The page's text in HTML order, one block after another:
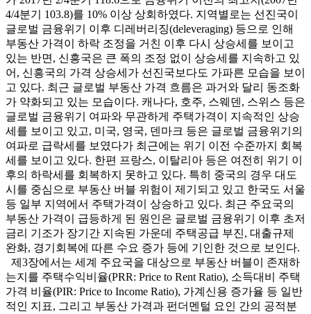
4/4분기 103.8)를 10% 이상 상회하였다. 지역별로는 선진국이
글로벌 금융위기 이후 디레버리징(deleveraging) 등으로 인해
부동산 가격이 하락 조정을 거친 이후 다시 상승세를 보이고
있는 반면, 신흥국은 큰 폭의 조정 없이 상승세를 지속하고 있
어, 신흥국의 가격 상승세가 선진국보다도 가파른 모습을 보이
고 있다. 최근 글로벌 부동산 가격 흐름은 과거와 달리 동조화
가 약화되고 있는 모습이다. 캐나다, 호주, 스웨덴, 스위스 등은
글로벌 금융위기 여파와 무관하게 주택가격이 지속적인 상승
세를 보이고 있고, 미국, 영국, 덴마크 등은 글로벌 금융위기의
여파로 급락세를 보였다가 최근에는 위기 이전 수준까지 회복
세를 보이고 있다. 한편 프랑스, 이탈리아 등은 여전히 위기 이
후의 하락세를 회복하지 못하고 있다. 특히 중국의 경우 대도
시를 중심으로 부동산 버블 위험이 제기되고 있고 한국도 서울
등 일부 지역에서 주택가격이 상승하고 있다. 최근 주요국의
부동산 가격이 급등하게 된 원인은 글로벌 금융위기 이후 초저
금리 기조가 장기간 지속된 가운데 주택공급 부진, 대출규제
완화, 경기회복에 따른 수요 증가 등에 기인한 것으로 보인다.
제3장에서는 세계 주요국을 대상으로 부동산 버블이 존재하
는지를 주택수익비율(PRR: Price to Rent Ratio), 소득대비 주택
가격 비율(PIR: Price to Income Ratio), 가계신용 증가율 등 일반
적인 지표, 그리고 부동산 가격과 펀더멘털 요인 간의 공적분